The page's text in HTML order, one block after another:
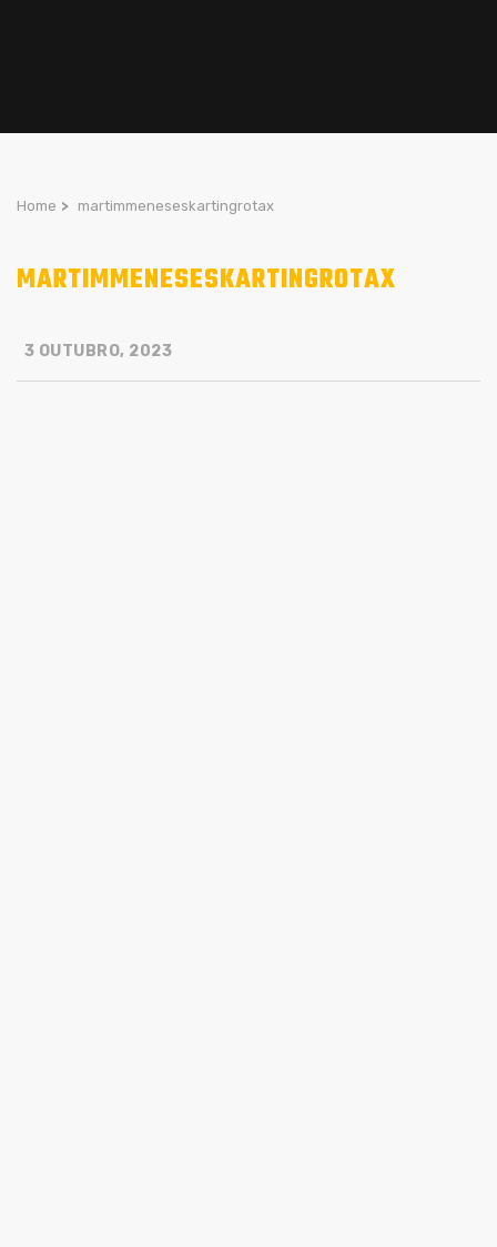
Home > martimmeneseskartingrotax
MARTIMMENESESKARTINGROTAX
3 OUTUBRO, 2023